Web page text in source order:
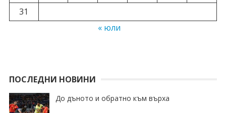
31
« юли
ПОСЛЕДНИ НОВИНИ
До дъното и обратно към върха